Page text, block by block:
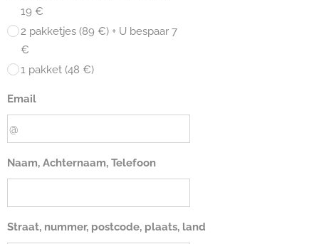
19 €
2 pakketjes (89 €) + U bespaar 7
€
1 pakket (48 €)
Email
Naam, Achternaam, Telefoon
Straat, nummer, postcode, plaats, land